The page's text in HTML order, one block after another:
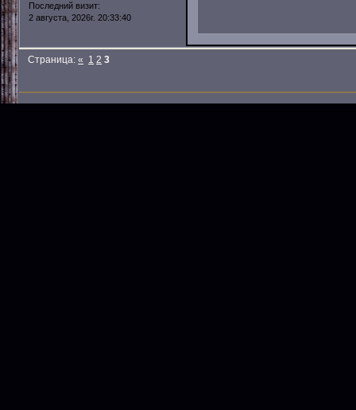
Последний визит:
2 августа, 2026г. 20:33:40
Страница:« 1 2 3